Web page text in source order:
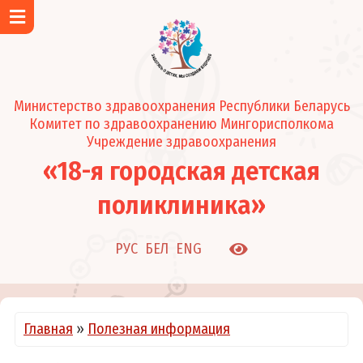
Министерство здравоохранения Республики Беларусь
Комитет по здравоохранению Мингорисполкома
Учреждение здравоохранения
«18-я городская детская
поликлиника»
РУС БЕЛ ENG
Район обслуживания поликлиники
Новости и события
Подразделения
Педиатрические отделения
Режим работы
О нас в СМИ
Главная » Полезная информация